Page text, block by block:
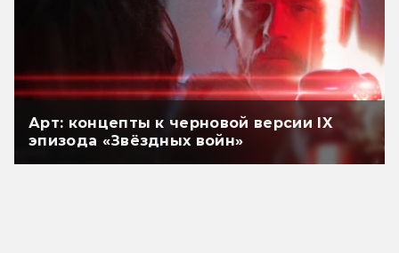
Арт: концепты к черновой версии IX
эпизода «Звёздных войн»